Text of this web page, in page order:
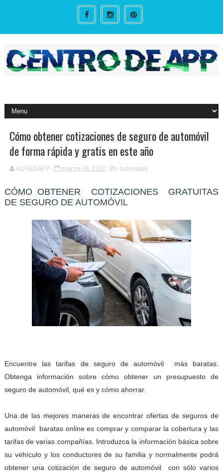
Cómo obtener cotizaciones de seguro de automóvil
de forma rápida y gratis en este año
ALFREDAPP marzo 26, 2022 tutoriales
CÓMO OBTENER COTIZACIONES GRATUITAS
DE SEGURO DE AUTOMÓVIL
Encuentre las tarifas de seguro de automóvil más baratas
Obtenga información sobre cómo obtener un presupuesto de
seguro de automóvil, qué es y cómo ahorrar.
Una de las mejores maneras de encontrar ofertas de seguros de
automóvil
baratas online es comprar y comparar la cobertura y las
tarifas de varias compañías. Introduzca la información básica sobre
su vehículo y los conductores de su familia y normalmente podrá
obtener una cotización de seguro de automóvil
con sólo varios